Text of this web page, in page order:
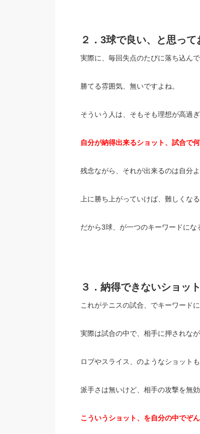
２．3球で良い、と思っ
実際に、毎回失点のたびに落ち込ん
勝てる雰囲気、無いですよね。
そういう人は、そもそも理想が高過
自分が納得出来るショット、試合で
残念ながら、それが出来るのは自分
上に勝ち上がっていけば、難しくな
だから3球、が一つのキーワードにな
３．納得できないショッ
これがテニスの試合、でキーワードに
実際は試合の中で、相手に押されな
ロブやスライス、のようなショットも
派手さは無いけど、相手の攻撃を無
こういうショット、を自分の中でぞ